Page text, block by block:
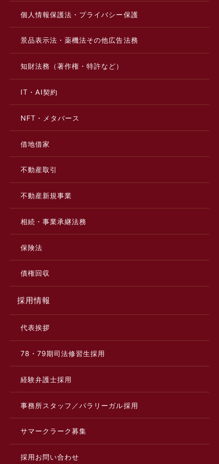
個人情報保護法・プライバシー保護
景品表示法・薬機法その他広告法務
知財法務（著作権・特許など）
IT・AI契約
NFT・メタバース
借地借家
不動産取引
不動産新規事業
相続・事業承継法務
保険法
債権回収
採用情報
代表挨拶
78・79期司法修習生採用
経験弁護士採用
事務所スタッフ／パラリーガル採用
サマークラーク募集
採用お問い合わせ